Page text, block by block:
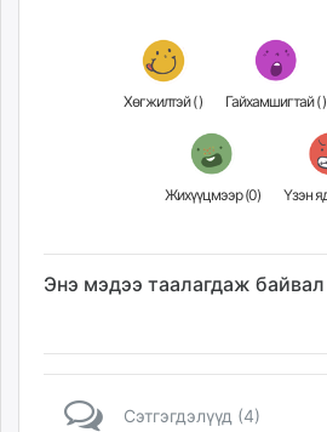
paparazzi.mn
unread.today
Хөгжилтэй () Гайхамшигтай ()
Жихүүцмээр (0)
Энэ мэдээ таалагдаж байвал
Сэтгэгдэлүүд (4)